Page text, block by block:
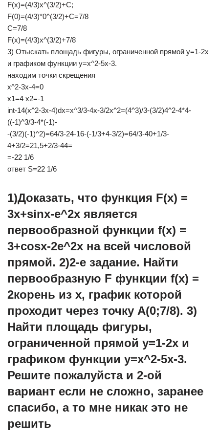
F(x)=(4/3)x^(3/2)+C;
F(0)=(4/3)*0^(3/2)+C=7/8
C=7/8
F(x)=(4/3)x^(3/2)+7/8
3) Отыскать площадь фигуры, ограниченной прямой y=1-2x
и графиком функции y=x^2-5x-3.
находим точки скрещения
x^2-3x-4=0
x1=4 x2=-1
int-14(x^2-3x-4)dx=x^3/3-4x-3/2x^2=(4^3)/3-(3/2)4^2-4*4-
((-1)^3/3-4*(-1)-
-(3/2)(-1)^2)=64/3-24-16-(-1/3+4-3/2)=64/3-40+1/3-
4+3/2=21,5+2/3-44=
=-22 1/6
ответ S=22 1/6
1)Доказать, что функция F(x) =
3x+sinx-e^2x является
первообразной функции f(x) =
3+cosx-2e^2x на всей числовой
прямой. 2)2-е задание. Найти
первообразную F функции f(x) =
2корень из x, график которой
проходит через точку A(0;7/8). 3)
Найти площадь фигуры,
ограниченной прямой y=1-2x и
графиком функции y=x^2-5x-3.
Решите пожалуйста и 2-ой
вариант если не сложно, заранее
спасибо, а то мне никак это не
решить